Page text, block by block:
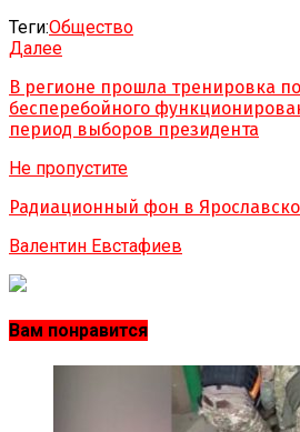
Теги:Обществo
Далее
В регионе прошла тренировка
бесперебойного
период выборов президента
Не пропустите
Радиационный фон в
Валентин Евстафиев
Вам понравится